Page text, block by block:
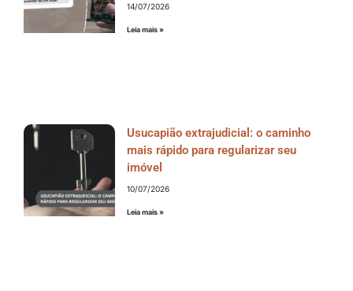
14/07/2026
Leia mais »
Usucapião extrajudicial: o caminho
mais rápido para regularizar seu
imóvel
10/07/2026
Leia mais »